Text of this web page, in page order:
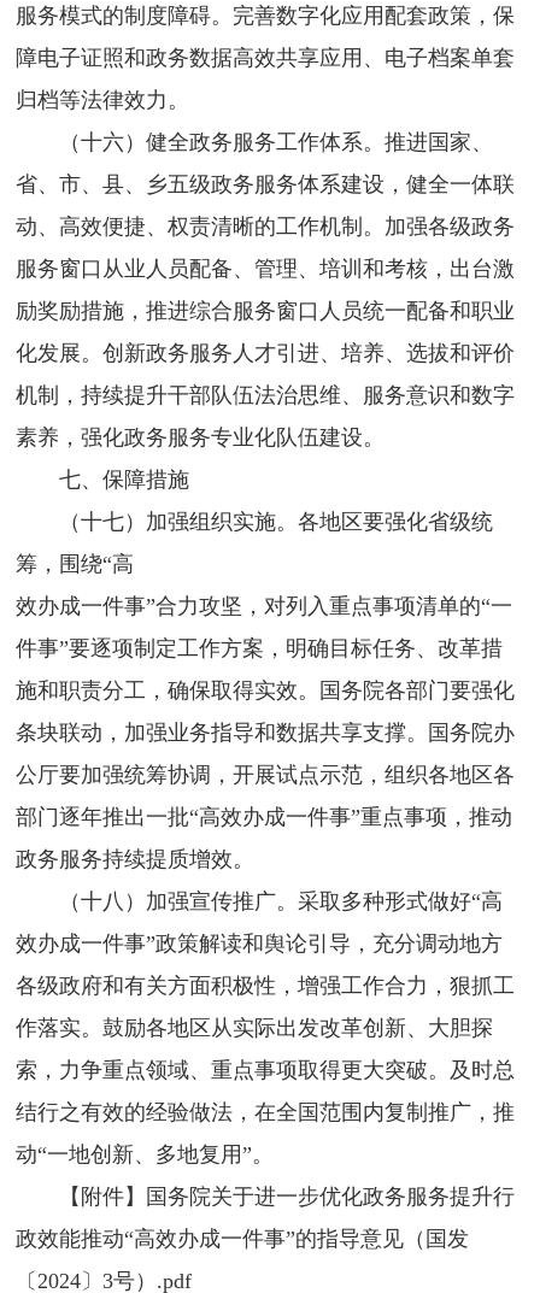
服务模式的制度障碍。完善数字化应用配套政策，保
障电子证照和政务数据高效共享应用、电子档案单套
归档等法律效力。
（十六）健全政务服务工作体系。推进国家、
省、市、县、乡五级政务服务体系建设，健全一体联
动、高效便捷、权责清晰的工作机制。加强各级政务
服务窗口从业人员配备、管理、培训和考核，出台激
励奖励措施，推进综合服务窗口人员统一配备和职业
化发展。创新政务服务人才引进、培养、选拔和评价
机制，持续提升干部队伍法治思维、服务意识和数字
素养，强化政务服务专业化队伍建设。
七、保障措施
（十七）加强组织实施。各地区要强化省级统
筹，围绕“高
效办成一件事”合力攻坚，对列入重点事项清单的“一
件事”要逐项制定工作方案，明确目标任务、改革措
施和职责分工，确保取得实效。国务院各部门要强化
条块联动，加强业务指导和数据共享支撑。国务院办
公厅要加强统筹协调，开展试点示范，组织各地区各
部门逐年推出一批“高效办成一件事”重点事项，推动
政务服务持续提质增效。
（十八）加强宣传推广。采取多种形式做好“高
效办成一件事”政策解读和舆论引导，充分调动地方
各级政府和有关方面积极性，增强工作合力，狠抓工
作落实。鼓励各地区从实际出发改革创新、大胆探
索，力争重点领域、重点事项取得更大突破。及时总
结行之有效的经验做法，在全国范围内复制推广，推
动“一地创新、多地复用”。
【附件】国务院关于进一步优化政务服务提升行
政效能推动“高效办成一件事”的指导意见（国发
〔2024〕3号）.pdf